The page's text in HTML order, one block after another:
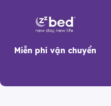
Miễn phí vận chuyển